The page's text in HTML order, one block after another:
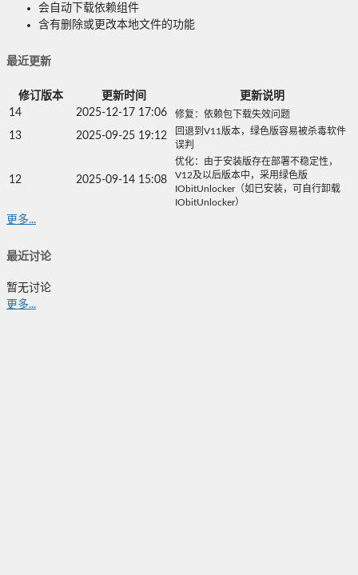
会自动下载依赖组件
含有删除或更改本地文件的功能
最近更新
修订版本 更新时间
更新说明
14
2025-12-17 17:06 修复：依赖包下载失效问题
13 2025-09-25 19:12
回退到V11版本，绿色版容易被杀毒软件
误判
12 2025-09-14 15:08
优化：由于安装版存在部署不稳定性，
V12及以后版本中，采用绿色版
IObitUnlocker（如已安装，可自行卸载
IObitUnlocker）
更多...
最近讨论
暂无讨论
更多...